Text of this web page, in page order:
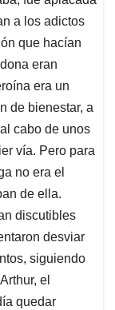
a los adictos
que hacían
eran
era un
de bienestar, a
cabo de unos
vía. Pero para
no era el
de ella.
discutibles
desviar
siguiendo
el
quedar